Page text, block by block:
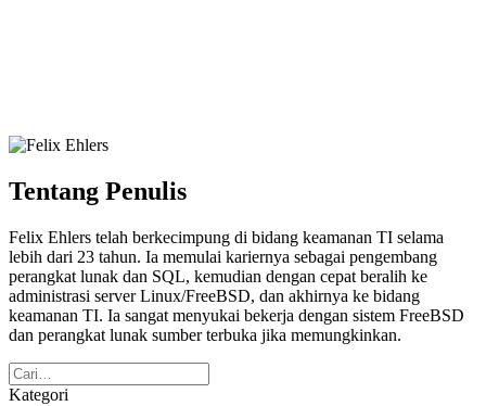
Tentang Penulis
Felix Ehlers telah berkecimpung di bidang keamanan TI selama
lebih dari 23 tahun. Ia memulai kariernya sebagai pengembang
perangkat lunak dan SQL, kemudian dengan cepat beralih ke
administrasi server Linux/FreeBSD, dan akhirnya ke bidang
keamanan TI. Ia sangat menyukai bekerja dengan sistem FreeBSD
dan perangkat lunak sumber terbuka jika memungkinkan.
Kategori